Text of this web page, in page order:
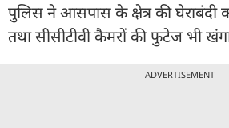
पुलिस ने आसपास के क्षेत्र की
तथा सीसीटीवी कैमरों की फुटेज भी
ADVERTISEMENT